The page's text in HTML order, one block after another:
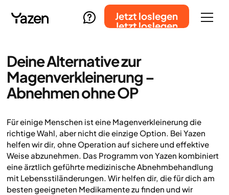
Jetzt loslegen
Jetzt loslegen
Deine Alternative zur
Magenverkleinerung –
Abnehmen ohne OP
Für einige Menschen ist eine Magenverkleinerung die
richtige Wahl, aber nicht die einzige Option. Bei Yazen
helfen wir dir, ohne Operation auf sichere und effektive
Weise abzunehmen. Das Programm von Yazen kombiniert
eine ärztlich geführte medizinische Abnehmbehandlung
mit Lebensstiländerungen. Wir helfen dir, die für dich am
besten geeigneten Medikamente zu finden und wir